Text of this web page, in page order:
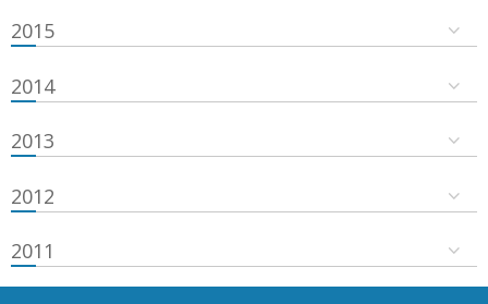
2015
2014
2013
2012
2011